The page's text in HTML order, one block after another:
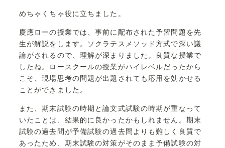
めちゃくちゃ役に立ちました。
慶應ローの授業では、事前に配布された予習問題を先
生が解説をします。ソクラテスメソッド方式で深い議
論がされるので、理解が深まりました。良質な授業で
したね。ロースクールの授業がハイレベルだったから
こそ、現場思考の問題が出題されても応用を効かせる
ことができました。
また、期末試験の時期と論文式試験の時期が重なって
いたことは、結果的に良かったかもしれません。期末
試験の過去問が予備試験の過去問よりも難しく良質で
あったため、期末試験の対策がそのまま予備試験の対